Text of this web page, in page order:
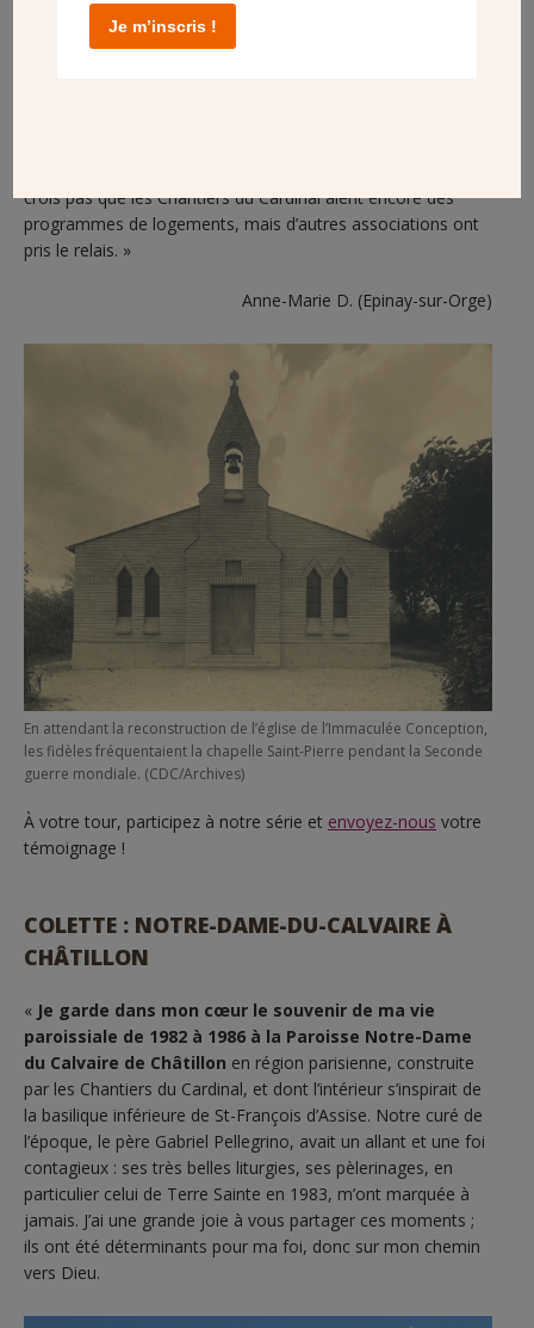
dans un projet de maison plus grande. (…) Toute notre vie
nous avons remercié le Ciel de cette opportunité, ainsi que
crois pas que les Chantiers du Cardinal aient encore des
programmes de logements, mais d’autres associations ont
pris le relais. »
Anne-Marie D. (Epinay-sur-Orge)
En attendant la reconstruction de l’église de l’Immaculée Conception,
les fidèles fréquentaient la chapelle Saint-Pierre pendant la Seconde
guerre mondiale. (CDC/Archives)
À votre tour, participez à notre série et envoyez-nous votre
témoignage !
COLETTE : NOTRE-DAME-DU-CALVAIRE À
CHÂTILLON
« Je garde dans mon cœur le souvenir de ma vie
paroissiale de 1982 à 1986 à la Paroisse Notre-Dame
du Calvaire de Châtillon en région parisienne, construite
par les Chantiers du Cardinal, et dont l’intérieur s’inspirait de
la basilique inférieure de St-François d’Assise. Notre curé de
l’époque, le père Gabriel Pellegrino, avait un allant et une foi
contagieux : ses très belles liturgies, ses pèlerinages, en
particulier celui de Terre Sainte en 1983, m’ont marquée à
jamais. J’ai une grande joie à vous partager ces moments ;
ils ont été déterminants pour ma foi, donc sur mon chemin
vers Dieu.
Je m’inscris !